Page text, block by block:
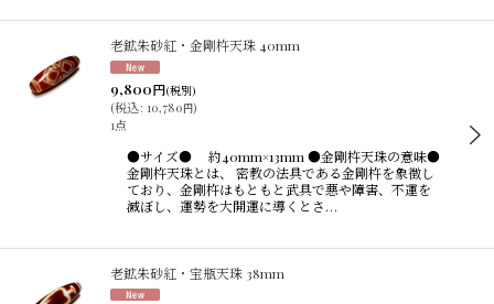
老鉱朱砂紅・金剛杵天珠 40mm
9,800円(税別)
(税込: 10,780円)
1点
●サイズ● 約40mm×13mm ●金剛杵天珠の意味●
金剛杵天珠とは、 密教の法具である金剛杵を象徴し
ており、金剛杵はもともと武具で悪や障害、不運を
滅ぼし、運勢を大開運に導くとさ…
老鉱朱砂紅・宝瓶天珠 38mm